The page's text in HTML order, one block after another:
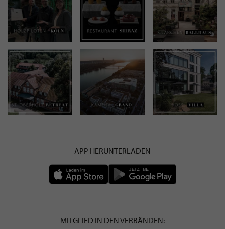
APP HERUNTERLADEN
MITGLIED IN DEN VERBÄNDEN: